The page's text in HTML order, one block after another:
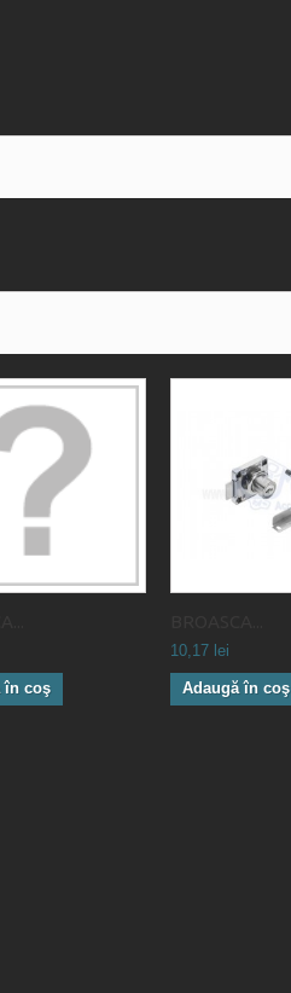
în coş
10,17 lei
Adaugă în coş